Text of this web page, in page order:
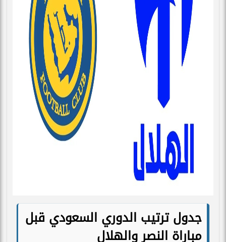
جدول ترتيب الدوري السعودي قبل
مباراة النصر والهلال